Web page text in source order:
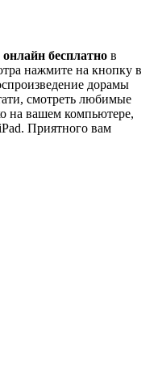
бесплатно в
нажмите на кнопку в
дорамы
смотреть любимые
на вашем компьютере,
Приятного вам